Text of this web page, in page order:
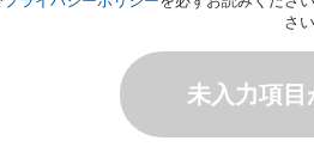
さい
未入力項